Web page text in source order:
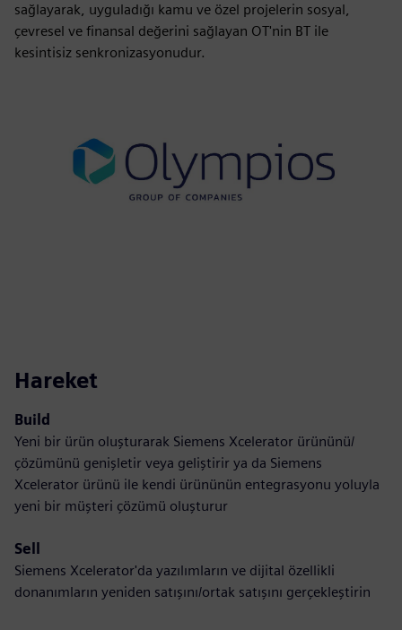
sağlayarak, uyguladığı kamu ve özel projelerin sosyal,
çevresel ve finansal değerini sağlayan OT'nin BT ile
kesintisiz senkronizasyonudur.
Hareket
Build
Yeni bir ürün oluşturarak Siemens Xcelerator ürününü/
çözümünü genişletir veya geliştirir ya da Siemens
Xcelerator ürünü ile kendi ürününün entegrasyonu yoluyla
yeni bir müşteri çözümü oluşturur
Sell
Siemens Xcelerator'da yazılımların ve dijital özellikli
donanımların yeniden satışını/ortak satışını gerçekleştirin